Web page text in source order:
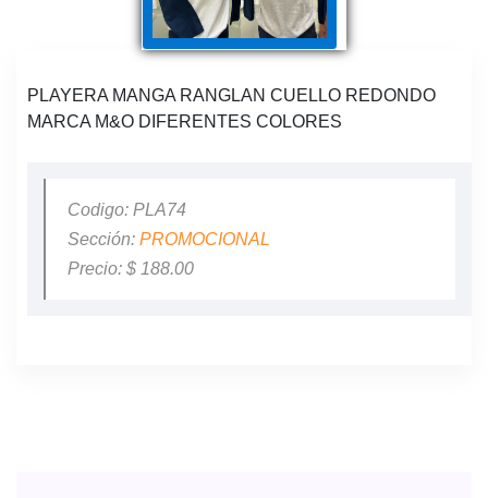
PLAYERA MANGA RANGLAN CUELLO REDONDO
MARCA M&O DIFERENTES COLORES
Codigo: PLA74
Sección: PROMOCIONAL
Precio: $ 188.00